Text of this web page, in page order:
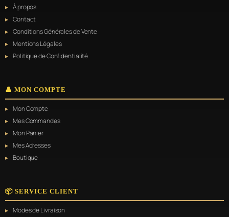
À propos
Contact
Conditions Générales de Vente
Mentions Légales
Politique de Confidentialité
👤 MON COMPTE
Mon Compte
Mes Commandes
Mon Panier
Mes Adresses
Boutique
📦 SERVICE CLIENT
Modes de Livraison